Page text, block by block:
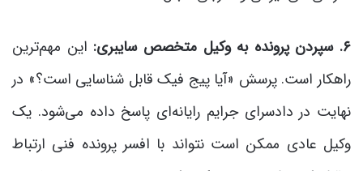
۶. سپردن پرونده به وکیل متخصص سایبری: این مهم‌ترین
راهکار است. پرسش «آیا پیج فیک قابل شناسایی است؟» در
نهایت در دادسرای جرایم رایانه‌ای پاسخ داده می‌شود. یک
وکیل عادی ممکن است نتواند با افسر پرونده فنی ارتباط